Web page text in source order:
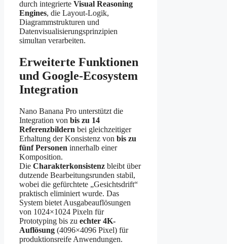
durch integrierte Visual Reasoning
Engines, die Layout-Logik,
Diagrammstrukturen und
Datenvisualisierungsprinzipien
simultan verarbeiten.
Erweiterte Funktionen
und Google-Ecosystem
Integration
Nano Banana Pro unterstützt die
Integration von bis zu 14
Referenzbildern bei gleichzeitiger
Erhaltung der Konsistenz von bis zu
fünf Personen innerhalb einer
Komposition.
Die Charakterkonsistenz bleibt über
dutzende Bearbeitungsrunden stabil,
wobei die gefürchtete „Gesichtsdrift“
praktisch eliminiert wurde. Das
System bietet Ausgabeauflösungen
von 1024×1024 Pixeln für
Prototyping bis zu echter 4K-
Auflösung (4096×4096 Pixel) für
produktionsreife Anwendungen.